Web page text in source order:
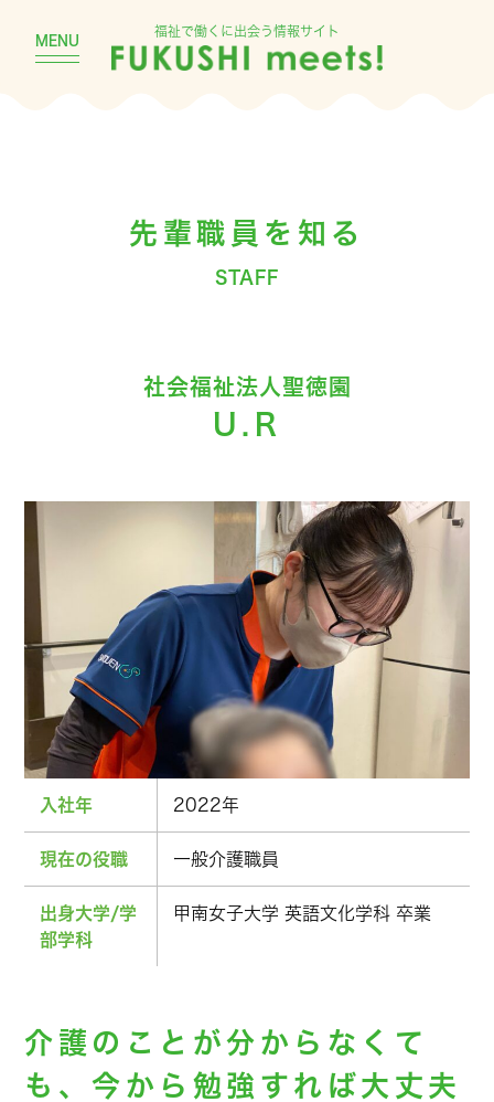
MENU
福祉で働くに出会う情報サイト
先輩職員を知る
STAFF
社会福祉法人聖徳園
U.R
入社年 2022年
現在の役職 一般介護職員
出身大学/学
部学科
甲南女子大学 英語文化学科 卒業
介護のことが分からなくて
も、今から勉強すれば大丈夫